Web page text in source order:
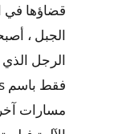
قضاؤها
الجبل ،
الرجل
مسارات